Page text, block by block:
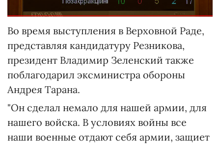
Во время выступления в Верховной Раде,
представляя кандидатуру Резникова,
президент Владимир Зеленский также
поблагодарил эксминистра обороны
Андрея Тарана.
"Он сделал немало для нашей армии, для
нашего войска. В условиях войны все
наши военные отдают себя армии, защиет